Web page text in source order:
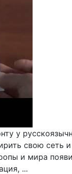
у
свою
и мира
...